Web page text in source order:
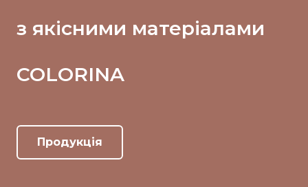
з якісними матеріалами
COLORINA
Продукція